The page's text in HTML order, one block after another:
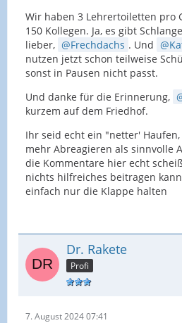
Wir haben 3 Lehrertoiletten pro
150 Kollegen. Ja, es gibt
lieber,
Frechdachs . Und
nutzen jetzt schon teilweise
sonst in Pausen nicht passt.
Und danke für die Erinnerung,
kurzem auf dem Friedhof.
Ihr seid echt ein "netter'
mehr Abreagieren als sinnvolle
die Kommentare hier echt
nichts hilfreiches beitragen
einfach nur die Klappe halten
Dr. Rakete
Profi
7. August 2024 07:41